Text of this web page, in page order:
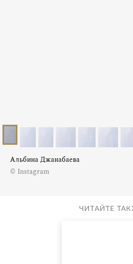
Альбина Джанабаева
© Instagram
ЧИТАЙТЕ